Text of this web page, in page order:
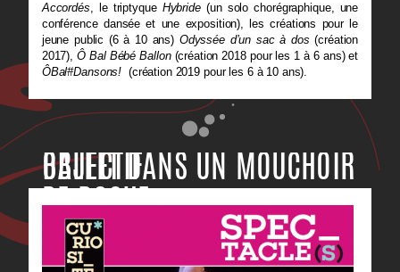
Accordés, le triptyque Hybride(un solo chorégraphique, une
conférence dansée et une exposition), les créations pour le
jeune public (6 à 10 ans) Odyssée d’un sac à dos (création
2017),Ô Bal Bébé Ballon(création 2018 pour les 1 à 6 ans) et
ÔBal#Dansons! (création 2019 pour les 6 à 10 ans).
BALLET DANS UN MOUCHOIR
DE POCHE
OBJECTIF